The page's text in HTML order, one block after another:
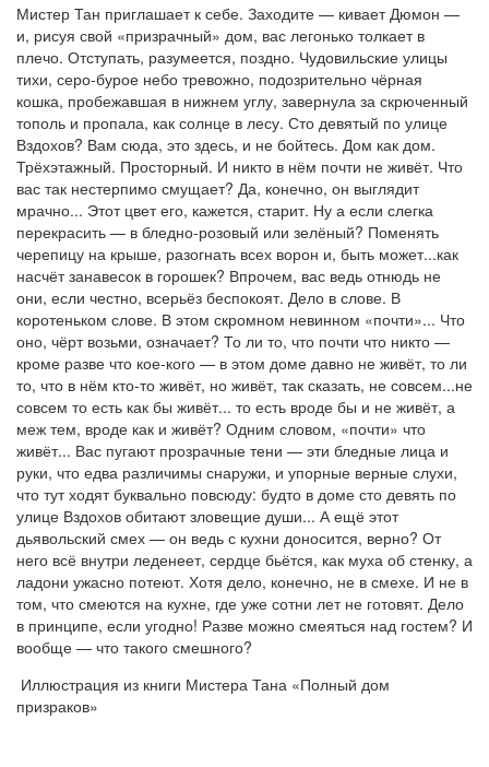
Мистер Тан приглашает к себе. Заходите — кивает Дюмон —
и, рисуя свой «призрачный» дом, вас легонько толкает в
плечо. Отступать, разумеется, поздно. Чудовильские улицы
тихи, серо-бурое небо тревожно, подозрительно чёрная
кошка, пробежавшая в нижнем углу, завернула за скрюченный
тополь и пропала, как солнце в лесу. Сто девятый по улице
Вздохов? Вам сюда, это здесь, и не бойтесь. Дом как дом.
Трёхэтажный. Просторный. И никто в нём почти не живёт. Что
вас так нестерпимо смущает? Да, конечно, он выглядит
мрачно... Этот цвет его, кажется, старит. Ну а если слегка
перекрасить — в бледно-розовый или зелёный? Поменять
черепицу на крыше, разогнать всех ворон и, быть может...как
насчёт занавесок в горошек? Впрочем, вас ведь отнюдь не
они, если честно, всерьёз беспокоят. Дело в слове. В
коротеньком слове. В этом скромном невинном «почти»... Что
оно, чёрт возьми, означает? То ли то, что почти что никто —
кроме разве что кое-кого — в этом доме давно не живёт, то ли
то, что в нём кто-то живёт, но живёт, так сказать, не совсем...не
совсем то есть как бы живёт... то есть вроде бы и не живёт, а
меж тем, вроде как и живёт? Одним словом, «почти» что
живёт... Вас пугают прозрачные тени — эти бледные лица и
руки, что едва различимы снаружи, и упорные верные слухи,
что тут ходят буквально повсюду: будто в доме сто девять по
улице Вздохов обитают зловещие души... А ещё этот
дьявольский смех — он ведь с кухни доносится, верно? От
него всё внутри леденеет, сердце бьётся, как муха об стенку, а
ладони ужасно потеют. Хотя дело, конечно, не в смехе. И не в
том, что смеются на кухне, где уже сотни лет не готовят. Дело
в принципе, если угодно! Разве можно смеяться над гостем? И
вообще — что такого смешного?
Иллюстрация из книги Мистера Тана «Полный дом
призраков»